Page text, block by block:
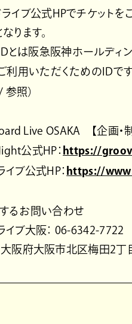
ライブ公式HPでチケット
ります。
とは阪急阪神ホールディ
利用いただくためのIDです
/ 参照）
Live OSAKA 【企画
公式HP： https://
イブ公式HP： https://
るお問い合わせ
イブ大阪： 06-6342-7722
阪府大阪市北区梅田2丁